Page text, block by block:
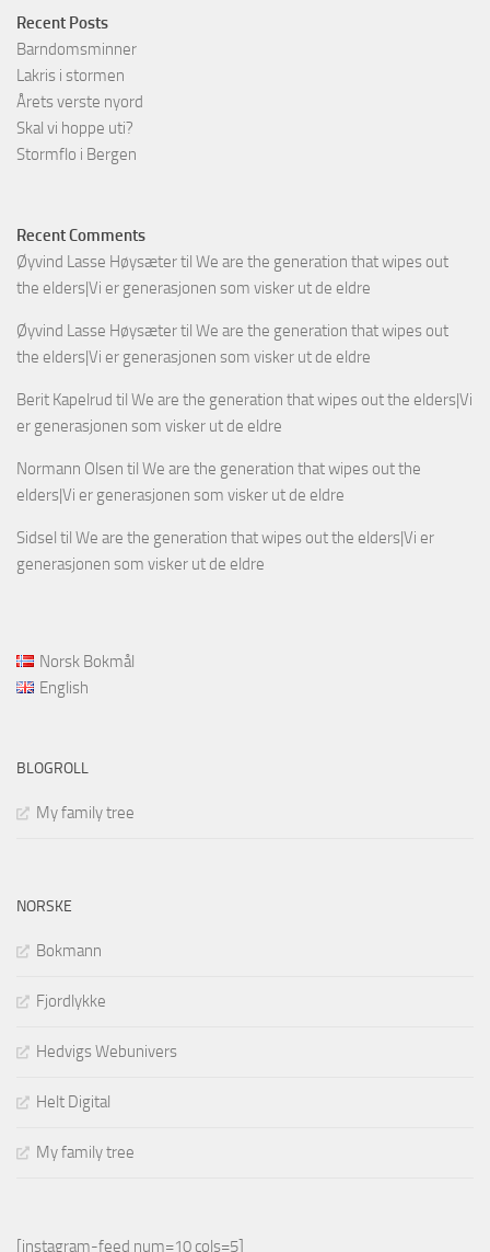
Recent Posts
Barndomsminner
Lakris i stormen
Årets verste nyord
Skal vi hoppe uti?
Stormflo i Bergen
Recent Comments
Øyvind Lasse Høysætertil We are the generation that wipes out
the elders|Vi er generasjonen som visker ut de eldre
Øyvind Lasse Høysætertil We are the generation that wipes out
the elders|Vi er generasjonen som visker ut de eldre
Berit Kapelrud til We are the generation that wipes out the elders|Vi
er generasjonen som visker ut de eldre
Normann Olsen til We are the generation that wipes out the
elders|Vi er generasjonen som visker ut de eldre
Sidsel til We are the generation that wipes out the elders|Vi er
generasjonen som visker ut de eldre
Norsk Bokmål
English
BLOGROLL
My family tree
NORSKE
Bokmann
Fjordlykke
Hedvigs Webunivers
Helt Digital
My family tree
[instagram-feed num=10 cols=5]